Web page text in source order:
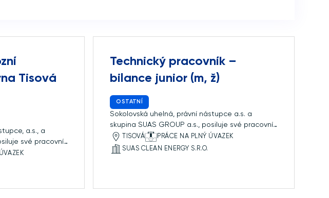
Tisová
a.s., a
své pracovní
Elektrárnu
na pozici
Technický pracovník –
bilance junior (m, ž)
OSTATNÍ
Sokolovská uhelná, právní nástupce a.s. a
skupina SUAS GROUP a.s., posiluje své pracovní
týmy a pro svoji dceřinou společnost SUAS
Clean Energy s.r.o., hledá kolegy na pozici
těchto oblastech: vyhodnocení elektrárenského
TISOVÁ
PRÁCE NA PLNÝ ÚVAZEK
SUAS CLEAN ENERGY S.R.O.